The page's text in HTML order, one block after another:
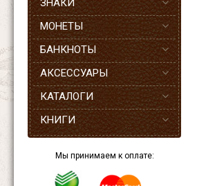
ЗНАКИ
МОНЕТЫ
БАНКНОТЫ
АКСЕССУАРЫ
КАТАЛОГИ
КНИГИ
Мы принимаем к оплате: